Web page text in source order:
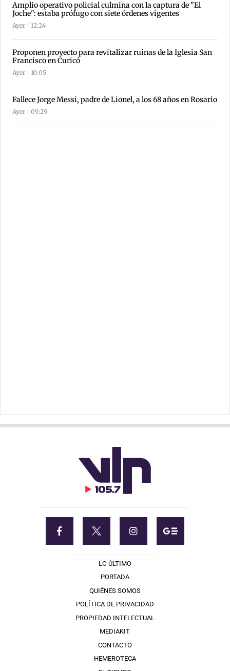
Amplio operativo policial culmina con la captura de "El
Joche": estaba prófugo con siete órdenes vigentes
Ayer | 12:24
Proponen proyecto para revitalizar ruinas de la Iglesia San
Francisco en Curicó
Ayer | 10:05
Fallece Jorge Messi, padre de Lionel, a los 68 años en Rosario
Ayer | 09:29
LO ÚLTIMO
PORTADA
QUIÉNES SOMOS
POLÍTICA DE PRIVACIDAD
PROPIEDAD INTELECTUAL
MEDIAKIT
CONTACTO
HEMEROTECA